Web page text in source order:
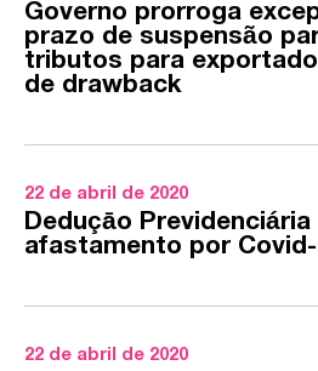
Governo prorroga
prazo de suspensão
tributos para
de drawback
22 de abril de 2020
Deduçāo
afastamento por
22 de abril de 2020